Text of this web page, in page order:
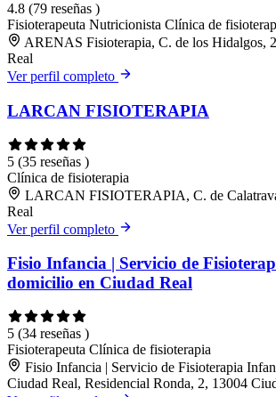
4.8 (79 reseñas )
Fisioterapeuta Nutricionista Clínica de
ARENAS Fisioterapia, C. de los Hidalgos,
Real
Ver perfil completo
LARCAN FISIOTERAPIA
5 (35 reseñas )
Clínica de fisioterapia
LARCAN FISIOTERAPIA, C. de
Real
Ver perfil completo
Fisio Infancia | Servicio de
domicilio en Ciudad Real
5 (34 reseñas )
Fisioterapeuta Clínica de fisioterapia
Fisio Infancia | Servicio de Fisioterapia
Ciudad Real, Residencial Ronda, 2, 13004